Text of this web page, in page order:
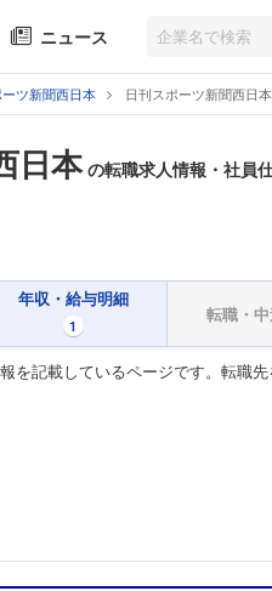
ニュース
ツ新聞西日本 日刊スポーツ新聞西日
日本 の転職求人情報・社員
年収・給与明細
1
転職・
記載しているページです。転職